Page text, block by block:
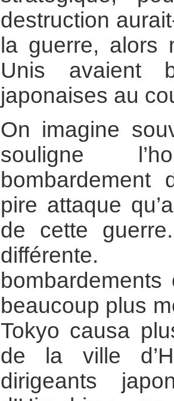
destruction
la guerre, alors
Unis avaient
japonaises au
On imagine
souligne
bombardement
pire attaque
de cette
différente.
beaucoup plus
Tokyo causa
de la ville
dirigeants